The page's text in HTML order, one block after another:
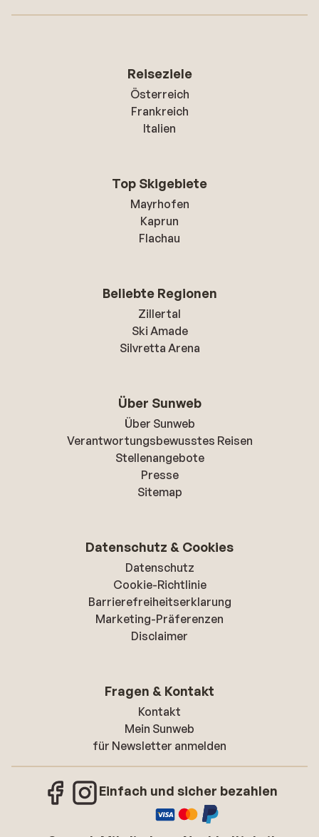
Reiseziele
Österreich
Frankreich
Italien
Top Skigebiete
Mayrhofen
Kaprun
Flachau
Beliebte Regionen
Zillertal
Ski Amade
Silvretta Arena
Über Sunweb
Über Sunweb
Verantwortungsbewusstes Reisen
Stellenangebote
Presse
Sitemap
Datenschutz & Cookies
Datenschutz
Cookie-Richtlinie
Barrierefreiheitserklarung
Marketing-Präferenzen
Disclaimer
Fragen & Kontakt
Kontakt
Mein Sunweb
für Newsletter anmelden
Einfach und sicher bezahlen